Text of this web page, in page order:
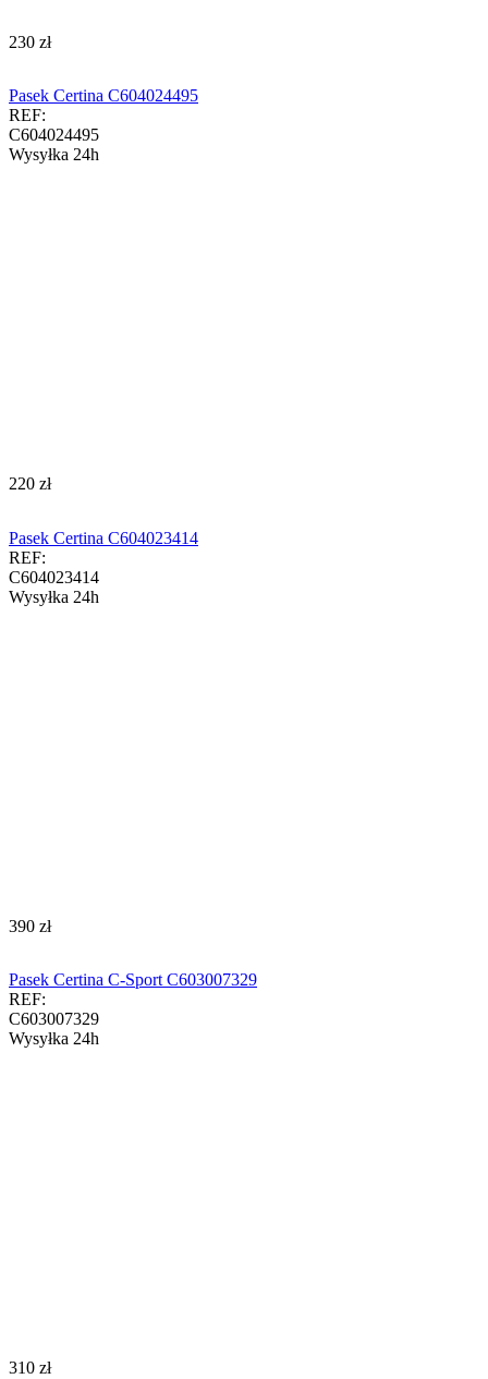
‍230‍ zł
Pasek Certina C604024495
REF:
C604024495
Wysyłka 24h
‍220‍ zł
Pasek Certina C604023414
REF:
C604023414
Wysyłka 24h
‍390‍ zł
Pasek Certina C-Sport C603007329
REF:
C603007329
Wysyłka 24h
‍310‍ zł